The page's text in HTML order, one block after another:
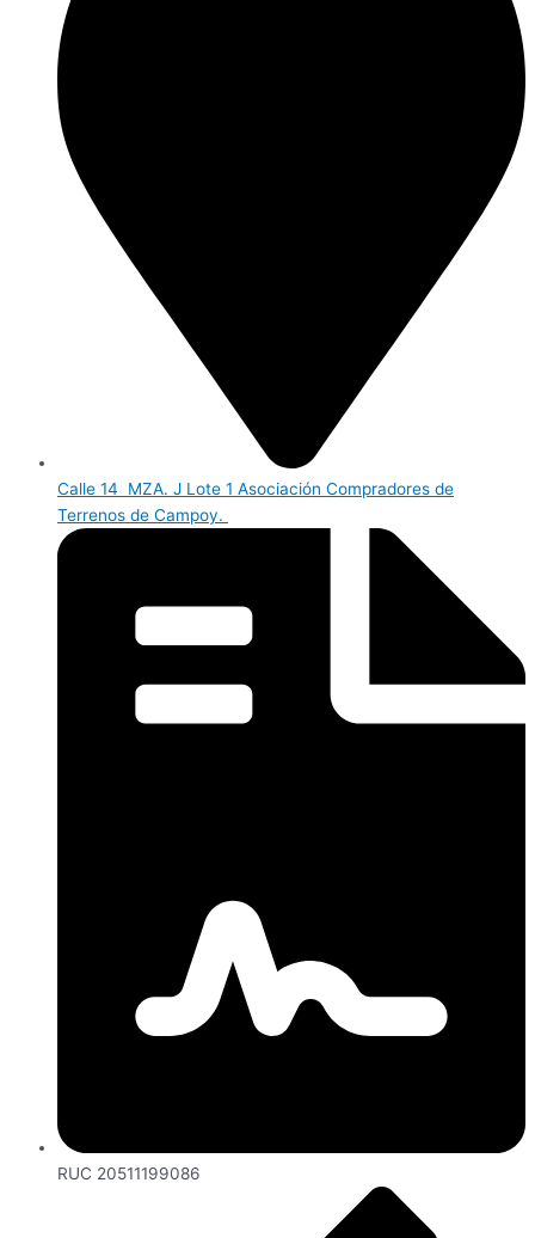
Calle 14 MZA. J Lote 1 Asociación Compradores de
Terrenos de Campoy.
RUC 20511199086